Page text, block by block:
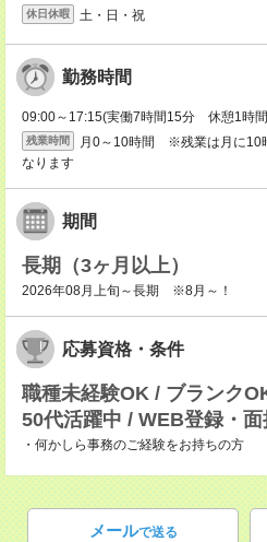
休日休暇 土・日・祝
勤務時間
09:00～17:15(実働7時間15分 休憩1時
残業時間
月0～10時間 ※残業は月に10
なります
期間
長期（3ヶ月以上）
2026年08月上旬～長期 ※8月～！
応募資格・条件
職種未経験OK / ブランク
50代活躍中 / WEB登録・
・何かしら事務のご経験をお持ちの方
メールで送る